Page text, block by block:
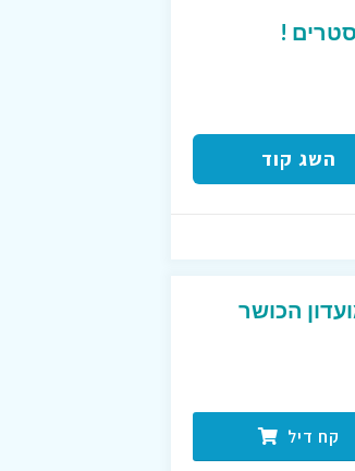
השג קוד
הכושר
קח דיל